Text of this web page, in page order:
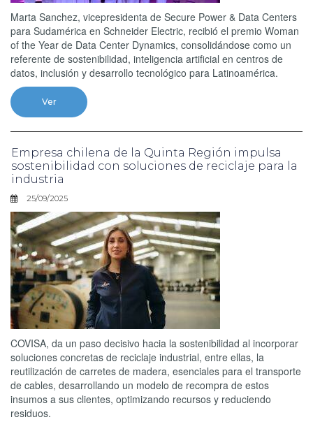
Marta Sanchez, vicepresidenta de Secure Power & Data Centers
para Sudamérica en Schneider Electric, recibió el premio Woman
of the Year de Data Center Dynamics, consolidándose como un
referente de sostenibilidad, inteligencia artificial en centros de
datos, inclusión y desarrollo tecnológico para Latinoamérica.
Ver
Empresa chilena de la Quinta Región impulsa
sostenibilidad con soluciones de reciclaje para la
industria
25/09/2025
COVISA, da un paso decisivo hacia la sostenibilidad al incorporar
soluciones concretas de reciclaje industrial, entre ellas, la
reutilización de carretes de madera, esenciales para el transporte
de cables, desarrollando un modelo de recompra de estos
insumos a sus clientes, optimizando recursos y reduciendo
residuos.